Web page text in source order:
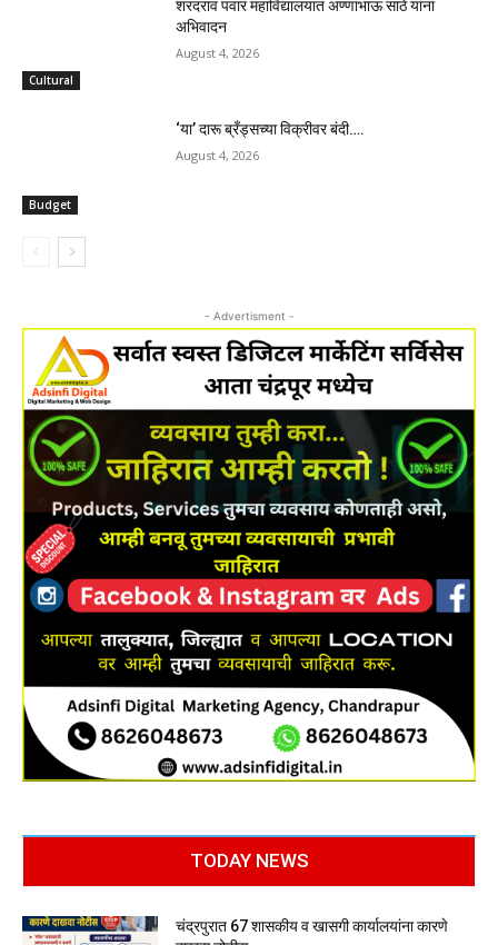
Cultural
शरदराव पवार महाविद्यालयात अण्णाभाऊ साठे यांना
अभिवादन
August 4, 2026
Budget
‘या’ दारू ब्रँड्सच्या विक्रीवर बंदी….
August 4, 2026
- Advertisment -
TODAY NEWS
चंद्रपुरात 67 शासकीय व खासगी कार्यालयांना कारणे